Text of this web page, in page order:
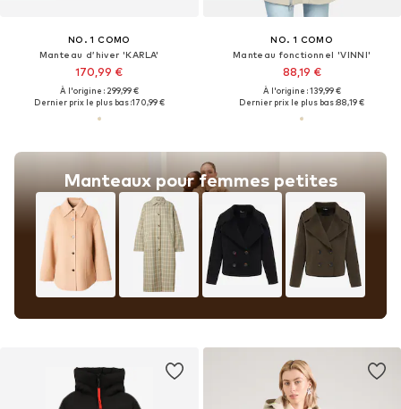
NO. 1 COMO
Manteau d’hiver 'KARLA'
170,99 €
À l'origine : 299,99 €
Dernier prix le plus bas :170,99 €
Manteaux pour femmes petites
NO. 1 COMO
Manteau fonctionnel 'VINNI'
88,19 €
À l'origine : 139,99 €
Dernier prix le plus bas :88,19 €